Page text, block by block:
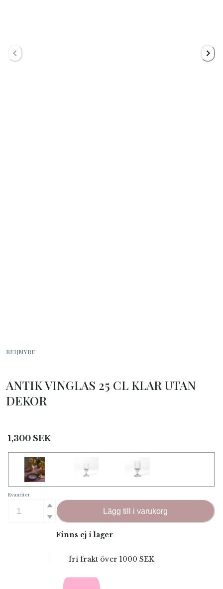
REIJMYRE
ANTIK VINGLAS 25 CL KLAR UTAN
DEKOR
1,300 SEK
Kvantitet
Lägg till i varukorg
Finns ej i lager
fri frakt över 1000 SEK